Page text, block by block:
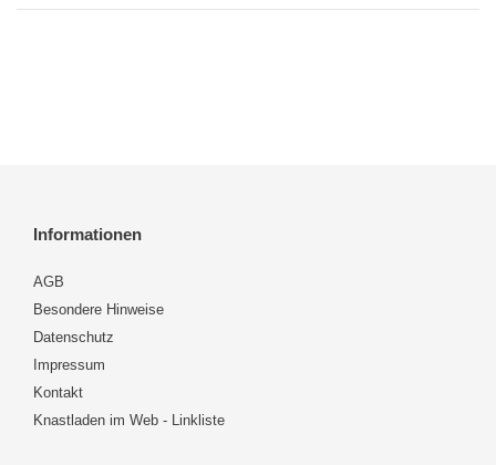
Informationen
AGB
Besondere Hinweise
Datenschutz
Impressum
Kontakt
Knastladen im Web - Linkliste